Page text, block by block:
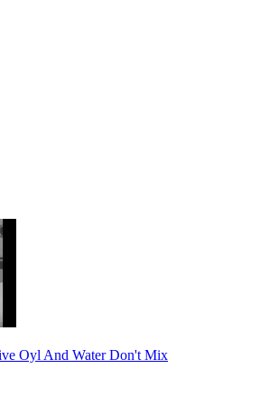
Oyl And Water Don't Mix